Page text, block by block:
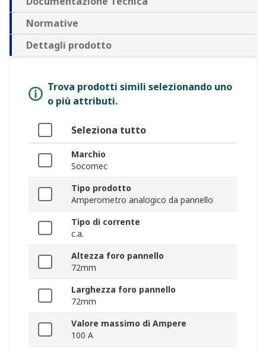
Normative
Dettagli prodotto
Trova prodotti simili selezionando uno
o più attributi.
Seleziona tutto
Marchio
Socomec
Tipo prodotto
Amperometro analogico da pannello
Tipo di corrente
c.a.
Altezza foro pannello
72mm
Larghezza foro pannello
72mm
Valore massimo di Ampere
100 A